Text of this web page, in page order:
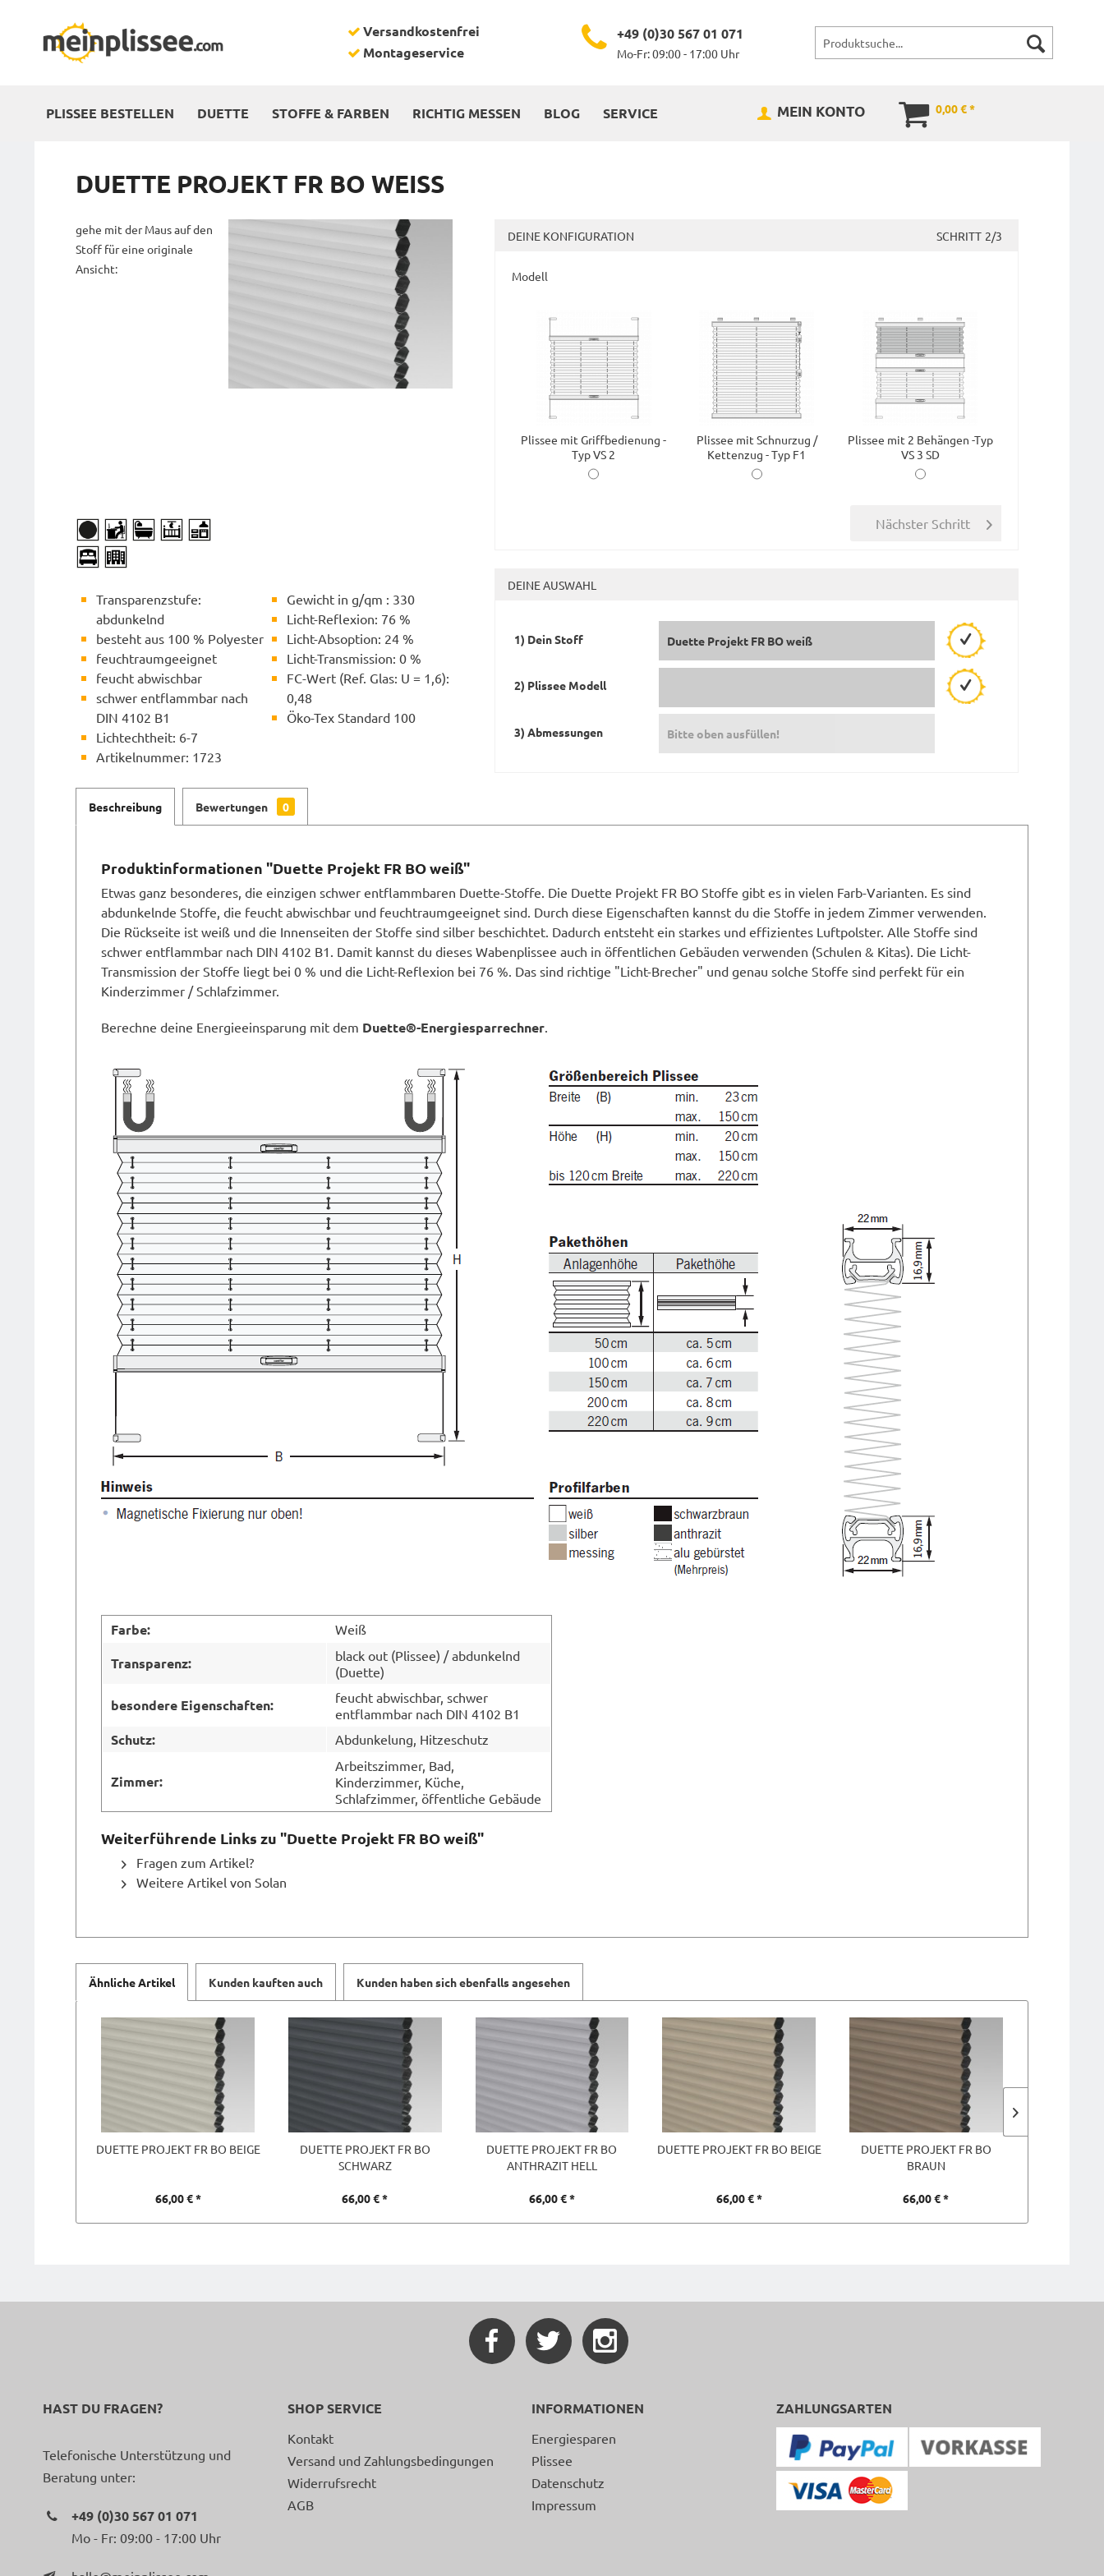
Versandkostenfrei
Montageservice
+49 (0)30 567 01 071
Mo-Fr: 09:00 - 17:00 Uhr
PLISSEE BESTELLEN DUETTE STOFFE & FARBEN RICHTIG MESSEN BLOG SERVICE MEIN KONTO 0,00 € *
DUETTE PROJEKT FR BO WEISS
gehe mit der Maus auf den
Stoff für eine originale
Ansicht:
Transparenzstufe:
abdunkelnd
besteht aus 100 % Polyester
feuchtraumgeeignet
feucht abwischbar
schwer entflammbar nach
DIN 4102 B1
Lichtechtheit: 6-7
Artikelnummer: 1723
Gewicht in g/qm : 330
Licht-Reflexion: 76 %
Licht-Absoption: 24 %
Licht-Transmission: 0 %
FC-Wert (Ref. Glas: U = 1,6):
0,48
Öko-Tex Standard 100
DEINE KONFIGURATION SCHRITT 2/3
Modell
Plissee mit Griffbedienung -
Typ VS 2
Plissee mit Schnurzug /
Kettenzug - Typ F1
Plissee mit 2 Behängen -Typ
VS 3 SD
DEINE AUSWAHL
1) Dein Stoff Duette Projekt FR BO weiß
2) Plissee Modell
3) Abmessungen Bitte oben ausfüllen!
Beschreibung Bewertungen 0
Produktinformationen "Duette Projekt FR BO weiß"
Etwas ganz besonderes, die einzigen schwer entflammbaren Duette-Stoffe. Die Duette Projekt FR BO Stoffe gibt es in vielen Farb-Varianten. Es sind
abdunkelnde Stoffe, die feucht abwischbar und feuchtraumgeeignet sind. Durch diese Eigenschaften kannst du die Stoffe in jedem Zimmer verwenden.
Die Rückseite ist weiß und die Innenseiten der Stoffe sind silber beschichtet. Dadurch entsteht ein starkes und effizientes Luftpolster. Alle Stoffe sind
schwer entflammbar nach DIN 4102 B1. Damit kannst du dieses Wabenplissee auch in öffentlichen Gebäuden verwenden (Schulen & Kitas). Die Licht-
Transmission der Stoffe liegt bei 0 % und die Licht-Reflexion bei 76 %. Das sind richtige "Licht-Brecher" und genau solche Stoffe sind perfekt für ein
Kinderzimmer / Schlafzimmer.
Berechne deine Energieeinsparung mit dem Duette®-Energiesparrechner.
Farbe: Weiß
Transparenz:
black out (Plissee) / abdunkelnd
(Duette)
besondere Eigenschaften:
feucht abwischbar, schwer
entflammbar nach DIN 4102 B1
Schutz: Abdunkelung, Hitzeschutz
Zimmer:
Arbeitszimmer, Bad,
Kinderzimmer, Küche,
Schlafzimmer, öffentliche Gebäude
Weiterführende Links zu "Duette Projekt FR BO weiß"
Fragen zum Artikel?
Weitere Artikel von Solan
Ähnliche Artikel Kunden kauften auch Kunden haben sich ebenfalls angesehen
DUETTE PROJEKT FR BO BEIGE
66,00 € *
DUETTE PROJEKT FR BO
SCHWARZ
66,00 € *
DUETTE PROJEKT FR BO
ANTHRAZIT HELL
66,00 € *
DUETTE PROJEKT FR BO BEIGE
66,00 € *
DUETTE PROJEKT FR BO
BRAUN
66,00 € *
HAST DU FRAGEN?
Telefonische Unterstützung und
Beratung unter:
+49 (0)30 567 01 071
Mo - Fr: 09:00 - 17:00 Uhr
SHOP SERVICE
Kontakt
Versand und Zahlungsbedingungen
Widerrufsrecht
AGB
INFORMATIONEN
Energiesparen
Plissee
Datenschutz
Impressum
ZAHLUNGSARTEN